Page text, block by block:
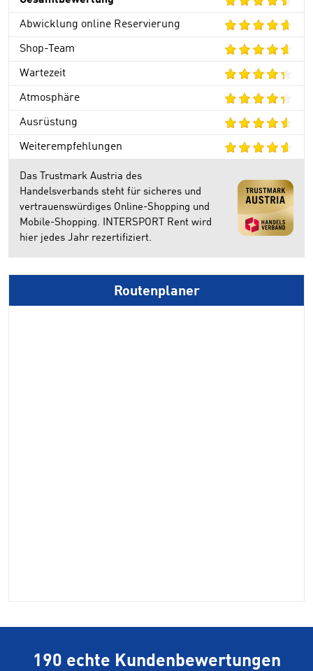
Abwicklung online Reservierung
Shop-Team
Wartezeit
Atmosphäre
Ausrüstung
Weiterempfehlungen
Das Trustmark Austria des
Handelsverbands steht für sicheres und
vertrauenswürdiges Online-Shopping und
Mobile-Shopping. INTERSPORT Rent wird
hier jedes Jahr rezertifiziert.
Routenplaner
190 echte Kundenbewertungen